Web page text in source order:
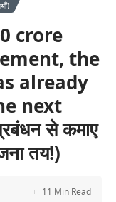
crore
the
already
next
से कमाए
तय!)
11 Min Read